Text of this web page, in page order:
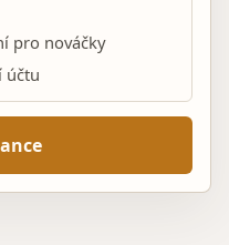
pro nováčky
účtu